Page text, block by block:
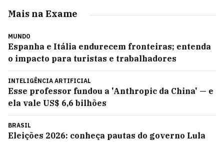
Mais na Exame
MUNDO
Espanha e Itália endurecem fronteiras; entenda
o impacto para turistas e trabalhadores
INTELIGÊNCIA ARTIFICIAL
Esse professor fundou a 'Anthropic da China' — e
ela vale US$ 6,6 bilhões
BRASIL
Eleições 2026: conheça pautas do governo Lula